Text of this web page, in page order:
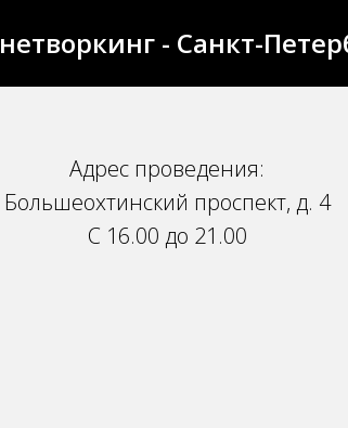
- Санкт-
Адрес проведения:
Большеохтинский проспект, д. 4
С 16.00 до 21.00